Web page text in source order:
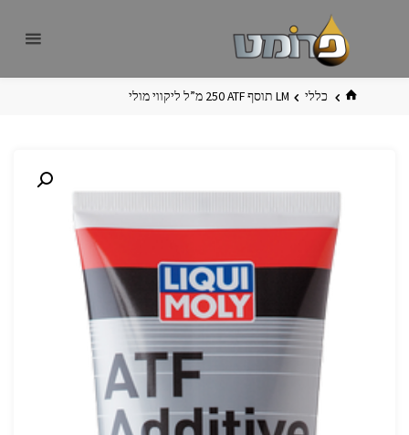
בית כללי LM תוסף ‏ATF ‏250 מ”ל ליקווי מולי